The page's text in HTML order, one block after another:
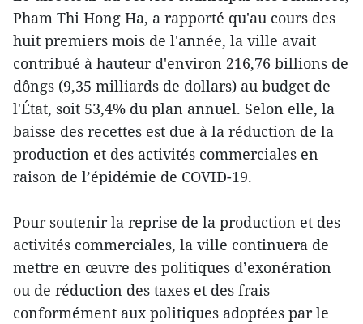
Pham Thi Hong Ha, a rapporté qu'au cours des
huit premiers mois de l'année, la ville avait
contribué à hauteur d'environ 216,76 billions de
dôngs (9,35 milliards de dollars) au budget de
l'État, soit 53,4% du plan annuel. Selon elle, la
baisse des recettes est due à la réduction de la
production et des activités commerciales en
raison de l’épidémie de COVID-19.
Pour soutenir la reprise de la production et des
activités commerciales, la ville continuera de
mettre en œuvre des politiques d’exonération
ou de réduction des taxes et des frais
conformément aux politiques adoptées par le